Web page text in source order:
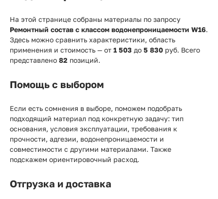
На этой странице собраны материалы по запросу
Ремонтный состав с классом водонепроницаемости W16.
Здесь можно сравнить характеристики, область
применения и стоимость — от 1 503 до 5 830 руб. Всего
представлено 82 позиций.
Помощь с выбором
Если есть сомнения в выборе, поможем подобрать
подходящий материал под конкретную задачу: тип
основания, условия эксплуатации, требования к
прочности, адгезии, водонепроницаемости и
совместимости с другими материалами. Также
подскажем ориентировочный расход.
Отгрузка и доставка